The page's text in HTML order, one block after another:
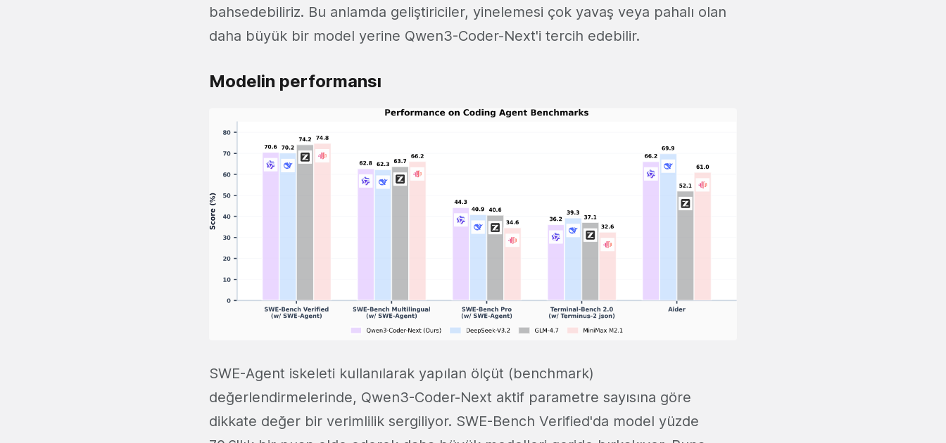
bahsedebiliriz. Bu anlamda geliştiriciler, yinelemesi çok yavaş veya pahalı olan
daha büyük bir model yerine Qwen3-Coder-Next'i tercih edebilir.
Modelin performansı
SWE-Agent iskeleti kullanılarak yapılan ölçüt (benchmark)
değerlendirmelerinde, Qwen3-Coder-Next aktif parametre sayısına göre
dikkate değer bir verimlilik sergiliyor. SWE-Bench Verified'da model yüzde